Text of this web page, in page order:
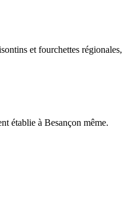
et fourchettes régionales,
établie à Besançon même.